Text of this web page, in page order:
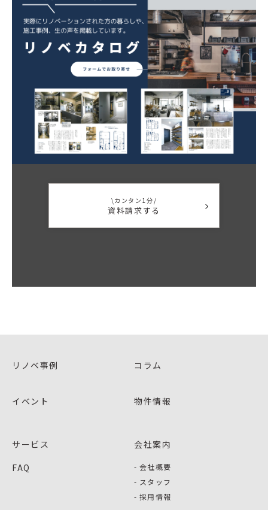
\カンタン1分/
資料請求する
リノベ事例
イベント
コラム
物件情報
サービス
FAQ
会社案内
会社概要
スタッフ
採用情報